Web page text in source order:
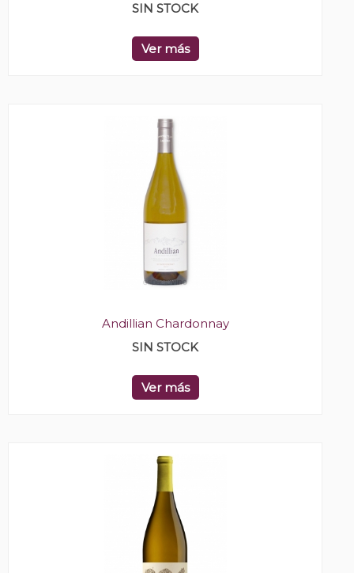
SIN STOCK
Ver más
Andillian Chardonnay
SIN STOCK
Ver más